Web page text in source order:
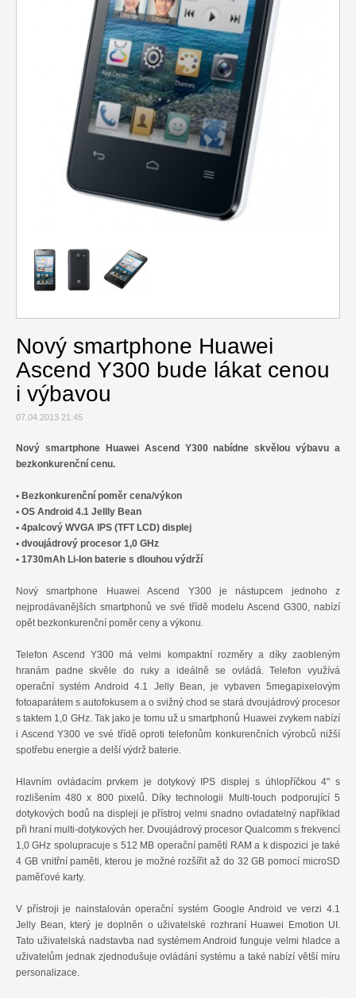
Relax
Cestování
Gurmán
Nový smartphone Huawei
Ascend Y300 bude lákat cenou
i výbavou
07.04.2013 21:45
Nový smartphone Huawei Ascend Y300 nabídne skvělou výbavu a
bezkonkurenční cenu.
• Bezkonkurenční poměr cena/výkon
• OS Android 4.1 Jellly Bean
• 4palcový WVGA IPS (TFT LCD) displej
• dvoujádrový procesor 1,0 GHz
• 1730mAh Li-Ion baterie s dlouhou výdrží
Nový smartphone Huawei Ascend Y300 je nástupcem jednoho z
nejprodávanějších smartphonů ve své třídě modelu Ascend G300, nabízí
opět bezkonkurenční poměr ceny a výkonu.
Telefon Ascend Y300 má velmi kompaktní rozměry a díky zaobleným
hranám padne skvěle do ruky a ideálně se ovládá. Telefon využívá
operační systém Android 4.1 Jelly Bean, je vybaven 5megapixelovým
fotoaparátem s autofokusem a o svižný chod se stará dvoujádrový procesor
s taktem 1,0 GHz. Tak jako je tomu už u smartphonů Huawei zvykem nabízí
i Ascend Y300 ve své třídě oproti telefonům konkurenčních výrobců nižší
spotřebu energie a delší výdrž baterie.
Hlavním ovládacím prvkem je dotykový IPS displej s úhlopříčkou 4" s
rozlišením 480 x 800 pixelů. Díky technologii Multi-touch podporující 5
dotykových bodů na displeji je přístroj velmi snadno ovladatelný například
při hraní multi-dotykových her. Dvoujádrový procesor Qualcomm s frekvencí
1,0 GHz spolupracuje s 512 MB operační pamětí RAM a k dispozici je také
4 GB vnitřní paměti, kterou je možné rozšířit až do 32 GB pomocí microSD
paměťové karty.
V přístroji je nainstalován operační systém Google Android ve verzi 4.1
Jelly Bean, který je doplněn o uživatelské rozhraní Huawei Emotion UI.
Tato uživatelská nadstavba nad systémem Android funguje velmi hladce a
uživatelům jednak zjednodušuje ovládání systému a také nabízí větší míru
personalizace.